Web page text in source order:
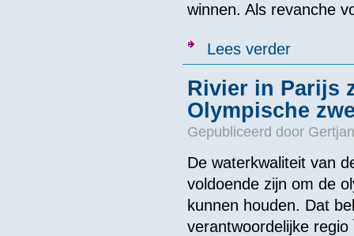
winnen. Als revanche
Lees verderover Paris
Rivier in Parijs
Olympische
Gepubliceerd door
De waterkwaliteit van
voldoende zijn om de
kunnen houden. Dat
verantwoordelijke